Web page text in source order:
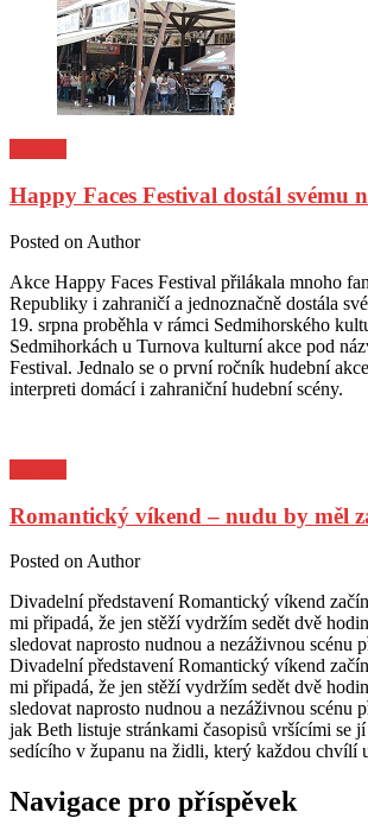
Happy Faces Festival dostál svému
Posted on Author
Akce Happy Faces Festival přilákala mnoho
Republiky i zahraničí a jednoznačně dostála
19. srpna proběhla v rámci Sedmihorského
Sedmihorkách u Turnova kulturní akce pod
Festival. Jednalo se o první ročník hudební
interpreti domácí i zahraniční hudební scény.
Romantický víkend – nudu by měl
Posted on Author
Divadelní představení Romantický víkend
mi připadá, že jen stěží vydržím sedět dvě
sledovat naprosto nudnou a nezáživnou scénu
Divadelní představení Romantický víkend
mi připadá, že jen stěží vydržím sedět dvě
sledovat naprosto nudnou a nezáživnou scénu
jak Beth listuje stránkami časopisů vršícími se
sedícího v županu na židli, který každou chvílí
Navigace pro příspěvek